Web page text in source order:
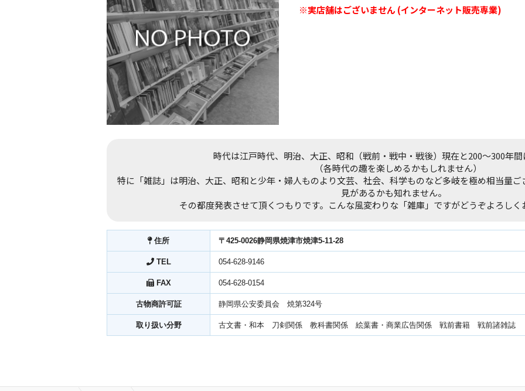
※実店舗はございません (インターネット販売専業)
時代は江戸時代、明治、大正、昭和（戦前・戦中・戦後）現在と200～300年間
（各時代の趣を楽しめるかもしれません）
特に「雑誌」は明治、大正、昭和と少年・婦人ものより文芸、社会、科学ものなど多岐を極め相当量
見があるかも知れません。
その都度発表させて頂くつもりです。こんな風変わりな「雑庫」ですがどうぞよろしく
住所 〒425-0026静岡県焼津市焼津5-11-28
TEL 054-628-9146
FAX 054-628-0154
古物商許可証 静岡県公安委員会 焼第324号
取り扱い分野 古文書・和本 刀剣関係 教科書関係 絵葉書・商業広告関係 戦前書籍 戦前諸雑誌